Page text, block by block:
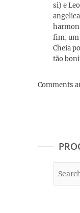
si) e
fim, um
Cheia
tão
Comments